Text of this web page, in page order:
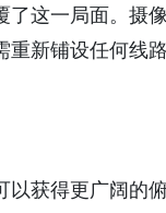
这一局面。摄
新铺设任何线
获得更广阔的